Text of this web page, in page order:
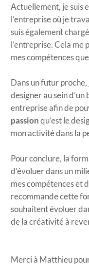
Actuellement, je suis
l’entreprise où je
suis également
l’entreprise. Cela
mes compétences
Dans un futur
designerau sein d’un
entreprise afin de
passion qu’est le
mon activité dans la
Pour conclure, la
d’évoluer dans un
mes compétences et
recommande cette
souhaitent évoluer
de la créativité à
Merci à Matthieu